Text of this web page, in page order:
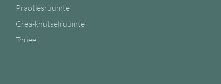
Praotiesruumte
Crea-knutselruumte
Toneel